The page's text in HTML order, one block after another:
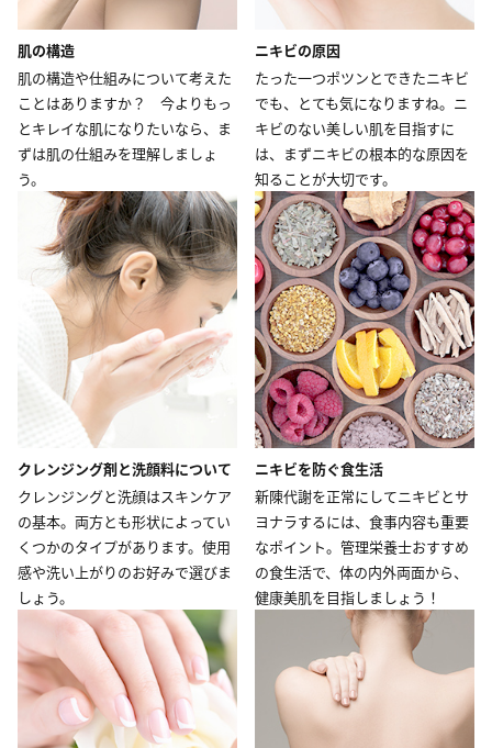
肌の構造
肌の構造や仕組みについて考えた
ことはありますか？ 今よりもっ
とキレイな肌になりたいなら、ま
ずは肌の仕組みを理解しましょ
う。
ニキビの原因
たった一つポツンとできたニキビ
でも、とても気になりますね。ニ
キビのない美しい肌を目指すに
は、まずニキビの根本的な原因を
知ることが大切です。
クレンジング剤と洗顔料について
クレンジングと洗顔はスキンケア
の基本。両方とも形状によってい
くつかのタイプがあります。使用
感や洗い上がりのお好みで選びま
しょう。
ニキビを防ぐ食生活
新陳代謝を正常にしてニキビとサ
ヨナラするには、食事内容も重要
なポイント。管理栄養士おすすめ
の食生活で、体の内外両面から、
健康美肌を目指しましょう！